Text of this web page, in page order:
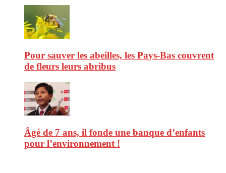
Pour sauver les abeilles, les Pays-Bas couvrent
de fleurs leurs abribus
Âgé de 7 ans, il fonde une banque d’enfants
pour l’environnement !